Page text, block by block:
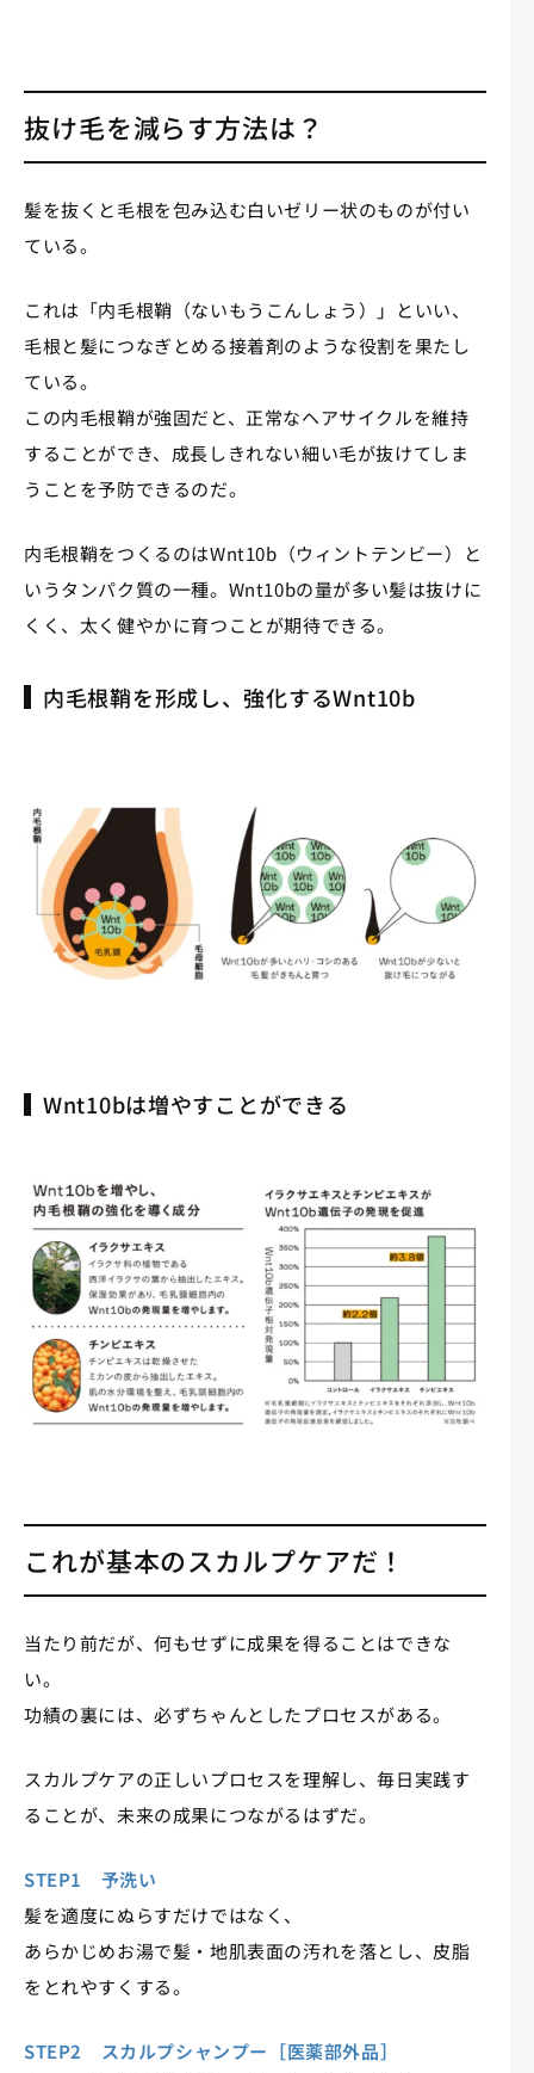
抜け毛を減らす方法は？
髪を抜くと毛根を包み込む白いゼリー状のものが付い
ている。
これは「内毛根鞘（ないもうこんしょう）」といい、
毛根と髪につなぎとめる接着剤のような役割を果たし
ている。
この内毛根鞘が強固だと、正常なヘアサイクルを維持
することができ、成長しきれない細い毛が抜けてしま
うことを予防できるのだ。
内毛根鞘をつくるのはWnt10b（ウィントテンビー）と
いうタンパク質の一種。Wnt10bの量が多い髪は抜けに
くく、太く健やかに育つことが期待できる。
内毛根鞘を形成し、強化するWnt10b
Wnt10bは増やすことができる
これが基本のスカルプケアだ！
当たり前だが、何もせずに成果を得ることはできな
い。
功績の裏には、必ずちゃんとしたプロセスがある。
スカルプケアの正しいプロセスを理解し、毎日実践す
ることが、未来の成果につながるはずだ。
STEP1 予洗い
髪を適度にぬらすだけではなく、
あらかじめお湯で髪・地肌表面の汚れを落とし、皮脂
をとれやすくする。
STEP2 スカルプシャンプー［医薬部外品］